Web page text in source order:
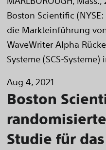
Boston Scientific
die Markteinführung
WaveWriter Alpha
Systeme (SCS-Systeme)
Aug 4, 2021
Boston
Studie für das